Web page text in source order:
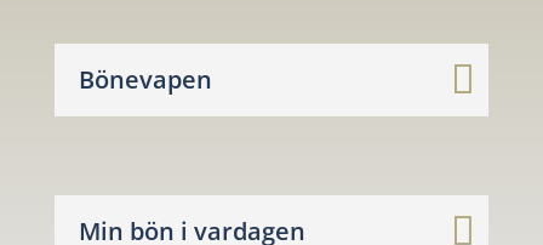
Bönevapen
Min bön i vardagen